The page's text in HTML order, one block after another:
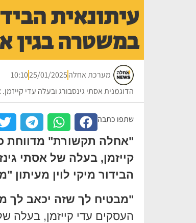
עיתונאית
במשטרה בגין
מערכת אחלה25/01/2025
10:10
הדוגמנית אסתי גינסבורג ובעלה עדי
שתפו כתבה
"אחלה תקשורת" מדווחת
קייזמן, בעלה של אסתי
הבידור מיקי לוין
"מבטיח לך שזה יכאב לך
העסקים עדי קייזמן, בעלה